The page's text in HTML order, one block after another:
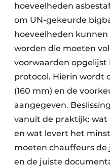
hoeveelheden
om UN-gekeurde
hoeveelheden
worden die moeten
voorwaarden opgelijst
protocol. Hierin wordt
(160 mm) en de
aangegeven.
vanuit de praktijk:
en wat levert het
moeten chauffeurs de
en de juiste